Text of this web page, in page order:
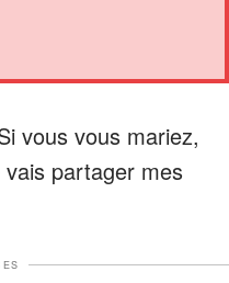
vous vous mariez,
partager mes